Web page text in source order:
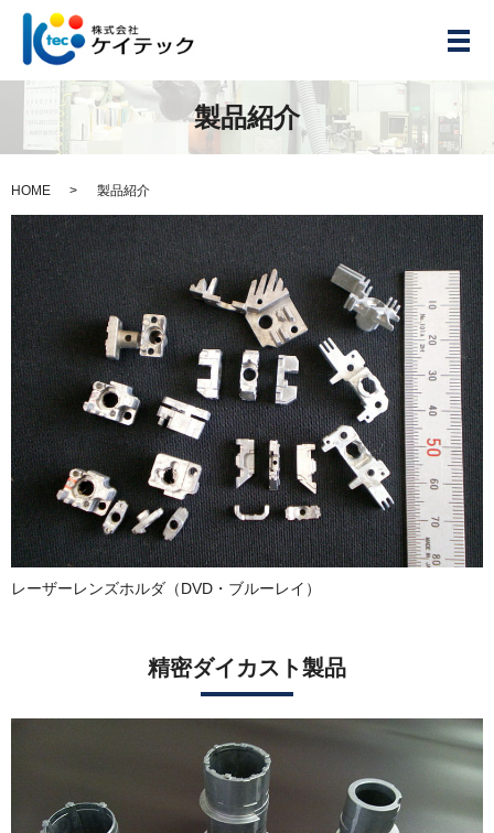
メ
製品紹介
HOME 製品紹介
レーザーレンズホルダ（DVD・ブルーレイ）
精密ダイカスト製品